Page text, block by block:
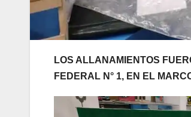
LOS ALLANAMIENTOS
FEDERAL N° 1, EN EL